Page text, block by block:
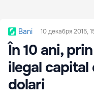
Bani 10 декабря 2015,
În 10 ani,
ilegal capital
dolari